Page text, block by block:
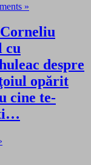
»
cu
despre
opărit
cine te-